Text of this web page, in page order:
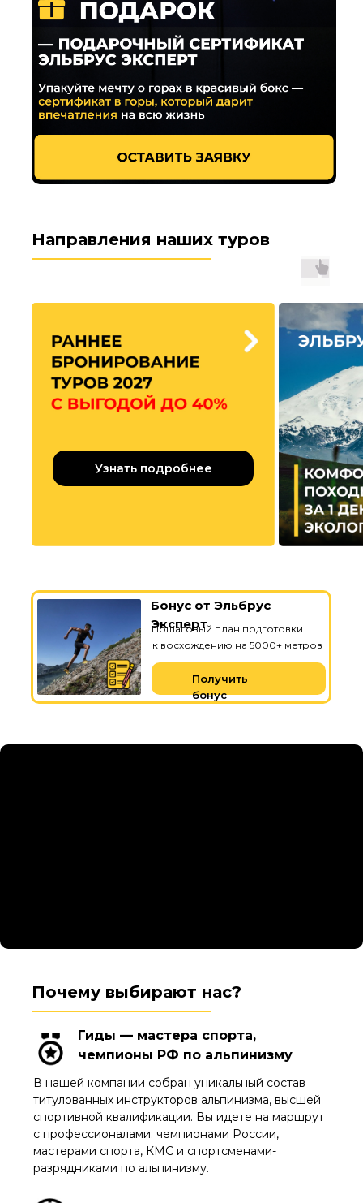
Направления наших туров
Узнать подробнее
Бонус от Эльбрус
Эксперт
Пошаговый план подготовки
к восхождению на 5000+ метров
Получить
бонус
Почему выбирают нас?
Гиды — мастера спорта,
чемпионы РФ по альпинизму
В нашей компании собран уникальный состав
титулованных инструкторов альпинизма, высшей
спортивной квалификации. Вы идете на маршрут
с профессионалами: чемпионами России,
мастерами спорта, КМС и спортсменами-
разрядниками по альпинизму.